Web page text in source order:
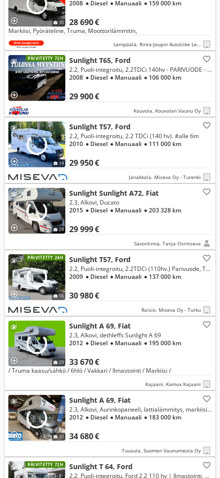
30 28 690 €
2008 ● Diesel ● Manuaali ● 159 000 km
Markiisi, Pyöräteline, Truma, Moottorilämmitin,
Lempäälä, Rinta-Joupin Autoliike Lempäälä
PÄIVITETTY 72H Sunlight T65, Ford
29 900 €
2.2, Puoli-integroitu, 2.2TDCi 140hv - PARIVUODE - ISO TAKATALLI - KETJUKONE
2008 ● Diesel ● Manuaali ● 106 000 km
Kouvola, Kouvolan Vaunu Oy
14
Sunlight T57, Ford
29 950 €
2.2, Puoli-integroitu, 2.2 TDCi (140 hv). #alle 6m
2010 ● Diesel ● Manuaali ● 111 000 km
Janakkala, Miseva Oy - Turenki
24
Sunlight Sunlight A72, Fiat
29 999 €
2.3, Alkovi, Ducato
2015 ● Diesel ● Manuaali ● 203 328 km
Savonlinna, Tanja Osintseva
PÄIVITETTY 24H
16
Sunlight T57, Ford
30 980 €
2.2, Puoli-integroitu, 2.2TDCi (110hv.) Parivuode, Talli, Tuplailmastointi,
2009 ● Diesel ● Manuaali ● 137 000 km
Raisio, Miseva Oy - Turku
29
Sunlight A 69, Fiat
33 670 €
2.3, Alkovi, dethleffs Sunlight A 69
2012 ● Diesel ● Manuaali ● 195 000 km
/ Truma kaasu/sähkö / 6hlö / Vakkari / Ilmastointi / Markiisi /
Kajaani, Kamux Kajaani
30
Sunlight A 69, Fiat
34 680 €
2.3, Alkovi, Aurinkopaneeli, lattialämmitys, markiisi, p-teline, vuodepaikat jopa seitsemälle, takakylppäri, suihku, 2 x renkaat YM
2012 ● Diesel ● Manuaali ● 183 000 km
Tuusula, Suomen Vaunumesta Oy
PÄIVITETTY 72H Sunlight T 64, Ford
2.2, Puoli-integroitu, Ford 2,2 110 hv | Ilmastointi, pitkittäinen parivuode